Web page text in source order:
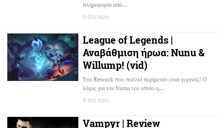
πληροφορία από…
8 έτη πριν
League of Legends |
Αναβάθμιση ήρωα: Nunu &
Willump! (vid)
Ένα Rework που πολλοί περίμεναν είναι γεγονός! Ο
λόγος για τον Nunu τον οποίο η…
8 έτη πριν
Vampyr | Review